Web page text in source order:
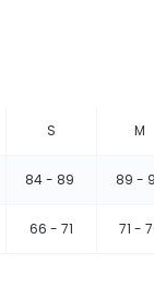
S M
84 - 89 89 -
66 - 71 71 -